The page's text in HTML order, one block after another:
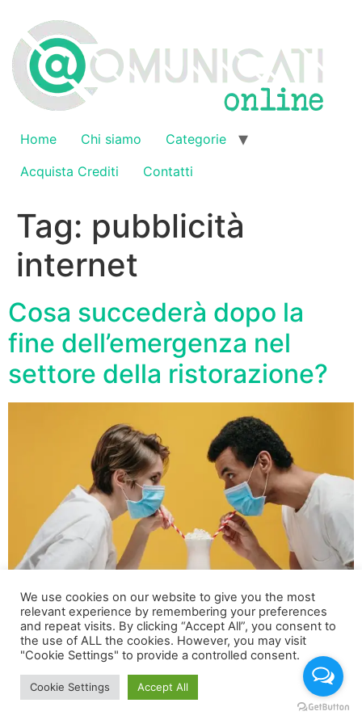
contenuto
Home Chi siamo
Categorie
Acquista Crediti
Contatti
Tag: pubblicità
internet
Cosa succederà dopo la
fine dell’emergenza nel
settore della ristorazione?
È proprio in questo momento di forte crisi e di inattività
forzata che occorre progettare il futuro delle aziende
We use cookies on our website to give you the most
relevant experience by remembering your preferences
and repeat visits. By clicking “Accept All”, you consent to
the use of ALL the cookies. However, you may visit
"Cookie Settings" to provide a controlled consent.
Cookie Settings Accept All